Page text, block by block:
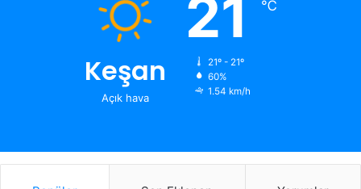
Keşan
Açık hava
21 ℃
21º - 21º
60%
1.54 km/h